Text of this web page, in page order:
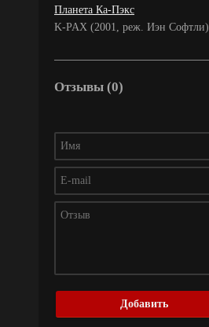
Планета Ка-Пэкс
K-PAX (2001, реж. Иэн Софтли)
Отзывы (0)
Добавить